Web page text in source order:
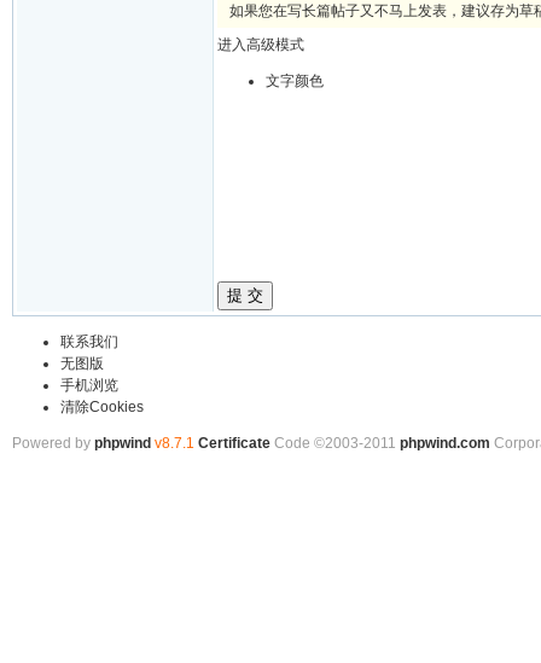
如果您在写长篇帖子又不马上发表，建议存为草
进入高级模式
文字颜色
提 交
联系我们
无图版
手机浏览
清除Cookies
Powered by phpwind v8.7.1 Certificate Code ©2003-2011 phpwind.com